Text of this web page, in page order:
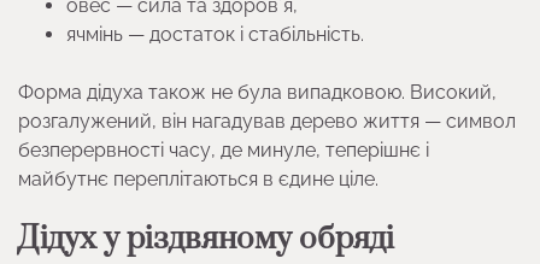
овес — сила та здоровʼя,
ячмінь — достаток і стабільність.
Форма дідуха також не була випадковою. Високий,
розгалужений, він нагадував дерево життя — символ
безперервності часу, де минуле, теперішнє і
майбутнє переплітаються в єдине ціле.
Дідух у різдвяному обряді